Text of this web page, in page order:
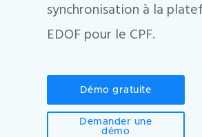
synchronisation à la
EDOF pour le CPF.
Démo gratuite
Demander une
démo